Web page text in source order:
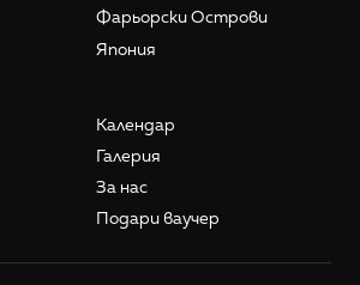
Фарьорски Острови
Япония
Календар
Галерия
За нас
Подари ваучер